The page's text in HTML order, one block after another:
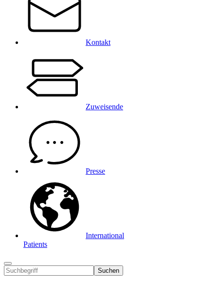
Kontakt
Zuweisende
Presse
International
Patients
Suchen